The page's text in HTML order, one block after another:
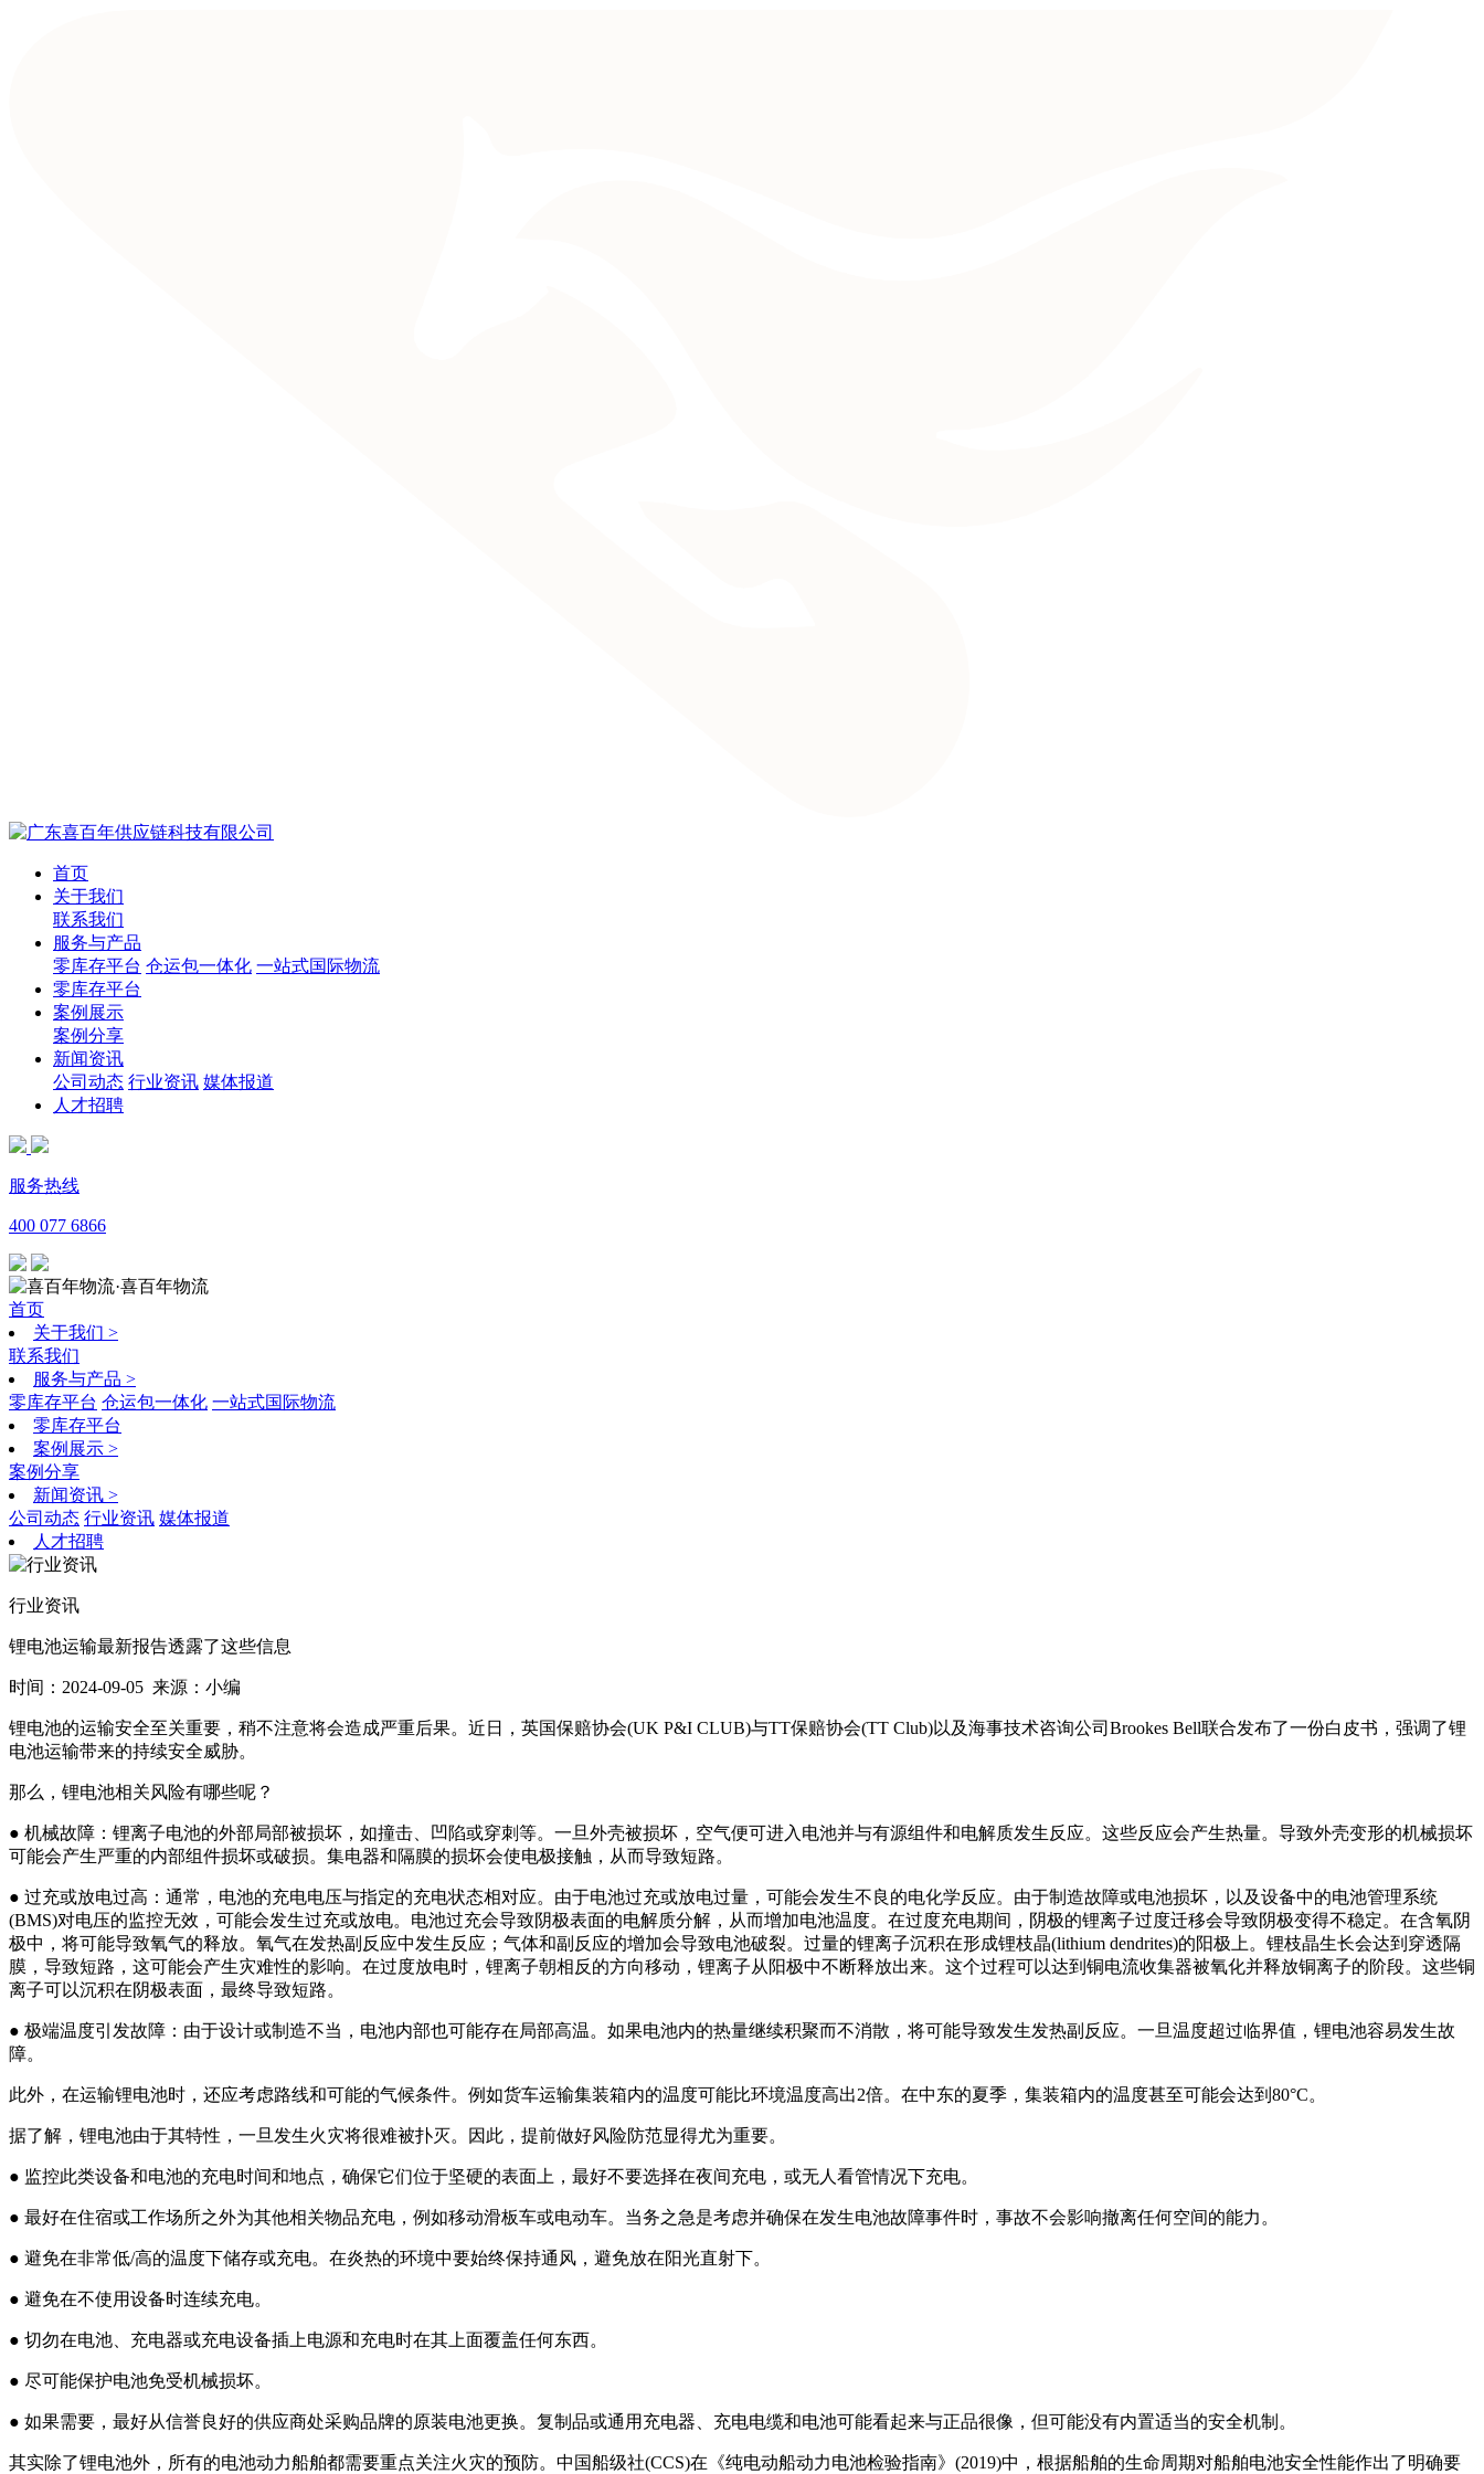
首页
关于我们
联系我们
服务与产品
零库存平台 仓运包一体化 一站式国际物流
零库存平台
案例展示
案例分享
新闻资讯
公司动态 行业资讯 媒体报道
人才招聘
服务热线
400 077 6866
·喜百年物流
首页
关于我们 >
联系我们
服务与产品 >
零库存平台 仓运包一体化 一站式国际物流
零库存平台
案例展示 >
案例分享
新闻资讯 >
公司动态 行业资讯 媒体报道
人才招聘
行业资讯
锂电池运输最新报告透露了这些信息
时间：2024-09-05 来源：小编
锂电池的运输安全至关重要，稍不注意将会造成严重后果。近日，英国保赔协会(UK P&I CLUB)与TT保赔协会(TT Club)以及海事技术咨询公司Brookes Bell联合发布了一份白皮书，强调了锂
电池运输带来的持续安全威胁。
那么，锂电池相关风险有哪些呢？
● 机械故障：锂离子电池的外部局部被损坏，如撞击、凹陷或穿刺等。一旦外壳被损坏，空气便可进入电池并与有源组件和电解质发生反应。这些反应会产生热量。导致外壳变形的机械损坏
可能会产生严重的内部组件损坏或破损。集电器和隔膜的损坏会使电极接触，从而导致短路。
● 过充或放电过高：通常，电池的充电电压与指定的充电状态相对应。由于电池过充或放电过量，可能会发生不良的电化学反应。由于制造故障或电池损坏，以及设备中的电池管理系统
(BMS)对电压的监控无效，可能会发生过充或放电。电池过充会导致阴极表面的电解质分解，从而增加电池温度。在过度充电期间，阴极的锂离子过度迁移会导致阴极变得不稳定。在含氧阴
极中，将可能导致氧气的释放。氧气在发热副反应中发生反应；气体和副反应的增加会导致电池破裂。过量的锂离子沉积在形成锂枝晶(lithium dendrites)的阳极上。锂枝晶生长会达到穿透隔
膜，导致短路，这可能会产生灾难性的影响。在过度放电时，锂离子朝相反的方向移动，锂离子从阳极中不断释放出来。这个过程可以达到铜电流收集器被氧化并释放铜离子的阶段。这些铜
离子可以沉积在阴极表面，最终导致短路。
● 极端温度引发故障：由于设计或制造不当，电池内部也可能存在局部高温。如果电池内的热量继续积聚而不消散，将可能导致发生发热副反应。一旦温度超过临界值，锂电池容易发生故
障。
此外，在运输锂电池时，还应考虑路线和可能的气候条件。例如货车运输集装箱内的温度可能比环境温度高出2倍。在中东的夏季，集装箱内的温度甚至可能会达到80°C。
据了解，锂电池由于其特性，一旦发生火灾将很难被扑灭。因此，提前做好风险防范显得尤为重要。
● 监控此类设备和电池的充电时间和地点，确保它们位于坚硬的表面上，最好不要选择在夜间充电，或无人看管情况下充电。
● 最好在住宿或工作场所之外为其他相关物品充电，例如移动滑板车或电动车。当务之急是考虑并确保在发生电池故障事件时，事故不会影响撤离任何空间的能力。
● 避免在非常低/高的温度下储存或充电。在炎热的环境中要始终保持通风，避免放在阳光直射下。
● 避免在不使用设备时连续充电。
● 切勿在电池、充电器或充电设备插上电源和充电时在其上面覆盖任何东西。
● 尽可能保护电池免受机械损坏。
● 如果需要，最好从信誉良好的供应商处采购品牌的原装电池更换。复制品或通用充电器、充电电缆和电池可能看起来与正品很像，但可能没有内置适当的安全机制。
其实除了锂电池外，所有的电池动力船舶都需要重点关注火灾的预防。中国船级社(CCS)在《纯电动船动力电池检验指南》(2019)中，根据船舶的生命周期对船舶电池安全性能作出了明确要